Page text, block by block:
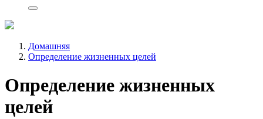
Домашняя
Определение жизненных целей
Определение жизненных
целей